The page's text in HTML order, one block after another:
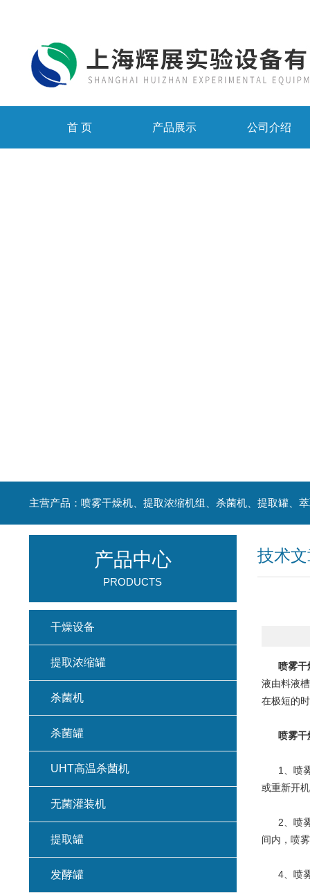
首 页 产品展示 公司介绍
技术
喷雾干
液由料液
在极短的
喷雾
1、喷雾
或重新开
2、喷雾
间内，喷
4、喷雾
产品中心
PRODUCTS
干燥设备
提取浓缩罐
杀菌机
杀菌罐
UHT高温杀菌机
无菌灌装机
提取罐
发酵罐